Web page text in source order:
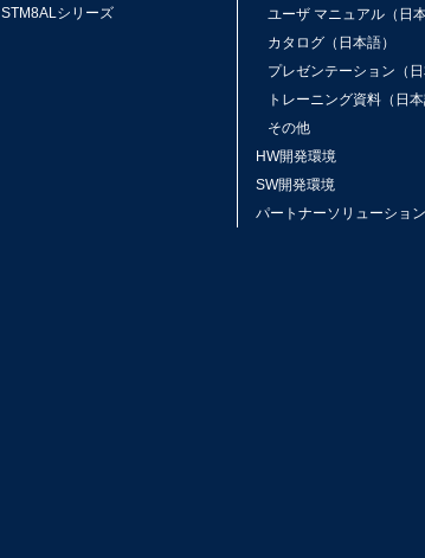
STM8ALシリーズ
ユーザ マニュアル（日
カタログ（日本語）
プレゼンテーション（
トレーニング資料（日
その他
HW開発環境
SW開発環境
パートナーソリューション